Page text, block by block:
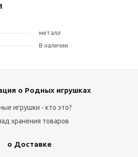
металл
В наличии
о Родных игрушках
игрушки - кто это?
хранения товаров
о Доставке